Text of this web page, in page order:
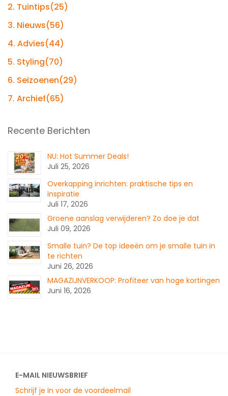
2. Tuintips(25)
3. Nieuws(56)
4. Advies(44)
5. Styling(70)
6. Seizoenen(29)
7. Archief(65)
Recente Berichten
NU: Hot Summer Deals!
Juli 25, 2026
Overkapping inrichten: praktische tips en
inspiratie
Juli 17, 2026
Groene aanslag verwijderen? Zo doe je dat
Juli 09, 2026
Smalle tuin? De top ideeën om je smalle tuin in
te richten
Juni 26, 2026
MAGAZIJNVERKOOP: Profiteer van hoge kortingen
Juni 16, 2026
E-MAIL NIEUWSBRIEF
Schrijf je in voor de voordeelmail